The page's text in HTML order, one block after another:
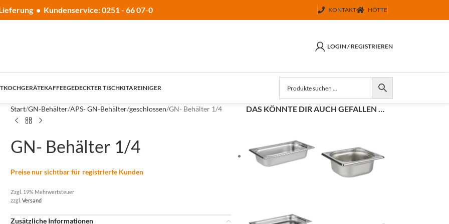
• Kundenservice: 0251 - 66 07-0 KONTAKT HÖTTE
LOGIN / REGISTRIEREN
KOCHGERÄTEKAFFEEGEDECKTER TISCHKITAREINIGER
Start GN-Behälter APS- GN-Behälter geschlossen GN- Behälter 1/4
GN- Behälter 1/4
Preise nur sichtbar für registrierte Kunden
Zzgl. 19% Mehrwertsteuer
zzgl.Versand
Zusätzliche Informationen
DAS KÖNNTE DIR AUCH GEFALLEN …